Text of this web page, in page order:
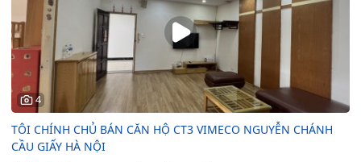
4
TÔI CHÍNH CHỦ BÁN CĂN HỘ CT3 VIMECO NGUYỄN CHÁNH
CẦU GIẤY HÀ NỘI